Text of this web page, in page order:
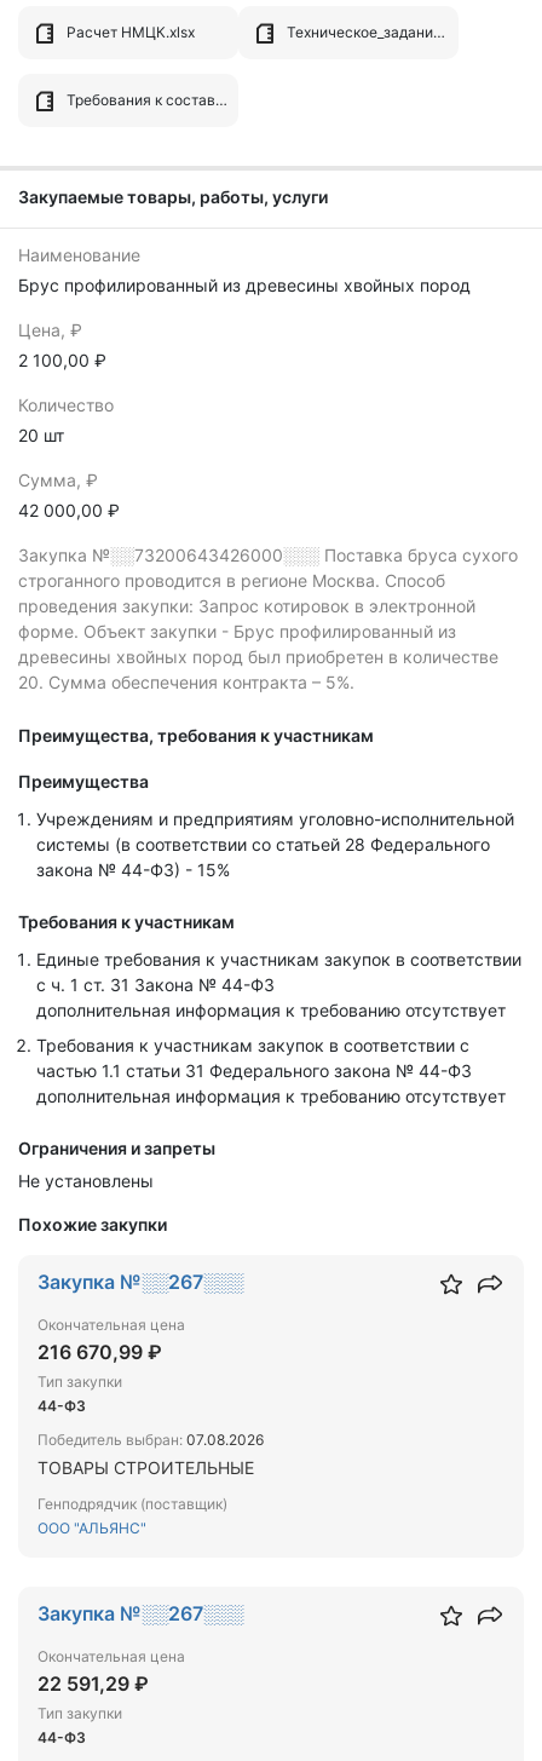
Расчет НМЦК.xlsx Техническое_задание_17181083-1.pdf
Требования к составу заявки на участие в эл. запросе котировок.docx
Закупаемые товары, работы, услуги
Наименование
Брус профилированный из древесины хвойных пород
Цена, ₽
2 100,00 ₽
Количество
20 шт
Сумма, ₽
42 000,00 ₽
Закупка №░░73200643426000░░░ Поставка бруса сухого
строганного проводится в регионе Москва. Способ
проведения закупки: Запрос котировок в электронной
форме. Объект закупки - Брус профилированный из
древесины хвойных пород был приобретен в количестве
20. Сумма обеспечения контракта – 5%.
Преимущества, требования к участникам
Преимущества
Учреждениям и предприятиям уголовно-исполнительной
системы (в соответствии со статьей 28 Федерального
закона № 44-ФЗ) - 15%
Требования к участникам
Единые требования к участникам закупок в соответствии
с ч. 1 ст. 31 Закона № 44-ФЗ
дополнительная информация к требованию отсутствует
Требования к участникам закупок в соответствии с
частью 1.1 статьи 31 Федерального закона № 44-ФЗ
дополнительная информация к требованию отсутствует
Ограничения и запреты
Не установлены
Похожие закупки
Закупка №░░267░░░
Окончательная цена
216 670,99 ₽
Тип закупки
44-ФЗ
Победитель выбран: 07.08.2026
ТОВАРЫ СТРОИТЕЛЬНЫЕ
Генподрядчик (поставщик)
ООО "АЛЬЯНС"
Закупка №░░267░░░
Окончательная цена
22 591,29 ₽
Тип закупки
44-ФЗ